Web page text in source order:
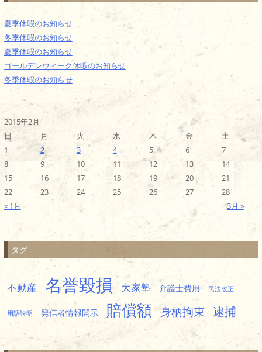
夏季休暇のお知らせ
冬季休暇のお知らせ
夏季休暇のお知らせ
ゴールデンウィーク休暇のお知らせ
冬季休暇のお知らせ
2015年2月
日
月 火 水 木 金
土
1
2 3 4 5 6
7
8
9 10 11 12 13
14
15
16 17 18 19 20
21
22
23 24 25 26 27
28
« 1月
3月 »
タグ
不動産 名誉毀損 大家塾 弁護士費用 民法改正
用語説明 発信者情報開示 賠償額 身柄拘束 逮捕